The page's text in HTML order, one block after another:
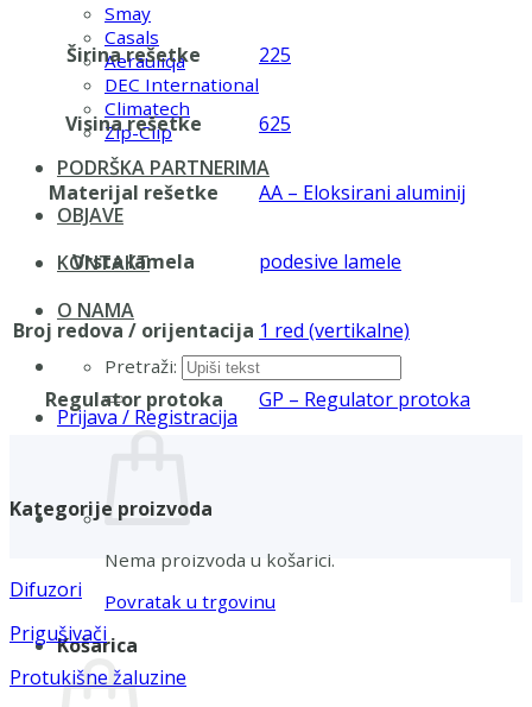
Smay
Casals
Aerauliqa
DEC International
Climatech
Zip-Clip
PODRŠKA PARTNERIMA
OBJAVE
KONTAKT
O NAMA
Pretraži:
Prijava / Registracija
Nema proizvoda u košarici.
Povratak u trgovinu
Košarica
Širina rešetke 225
Visina rešetke 625
Materijal rešetke AA – Eloksirani aluminij
Vrsta lamela podesive lamele
Broj redova / orijentacija 1 red (vertikalne)
Regulator protoka GP – Regulator protoka
Kategorije proizvoda
Difuzori
Prigušivači
Protukišne žaluzine